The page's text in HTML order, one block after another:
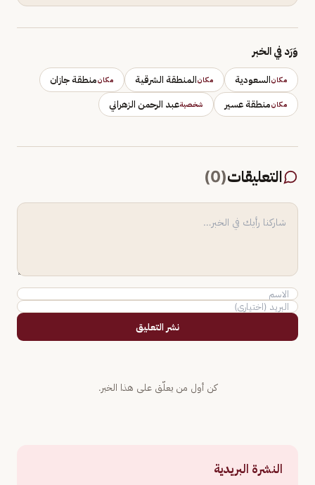
وَرَد في الخبر
مكانالسعودية مكانالمنطقة الشرقية مكانمنطقة جازان
مكانمنطقة عسير شخصيةعبد الرحمن الزهراني
التعليقات(
0
)
نشر التعليق
كن أول من يعلّق على هذا الخبر.
النشرة البريدية